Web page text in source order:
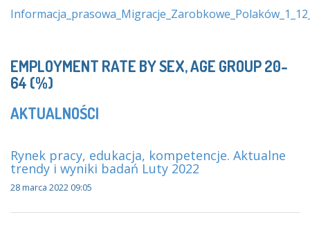
EMPLOYMENT RATE BY SEX, AGE GROUP 20-
64 (%)
AKTUALNOŚCI
Rynek pracy, edukacja, kompetencje. Aktualne
trendy i wyniki badań Luty 2022
28 marca 2022 09:05